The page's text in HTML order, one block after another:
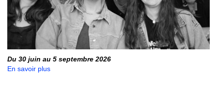
Du 30 juin au 5 septembre 2026
En savoir plus